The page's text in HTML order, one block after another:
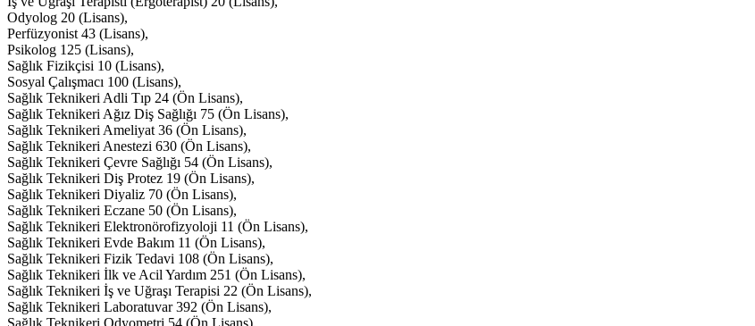
Odyolog 20 (Lisans),
Perfüzyonist 43 (Lisans),
Psikolog 125 (Lisans),
Sağlık Fizikçisi 10 (Lisans),
Sosyal Çalışmacı 100 (Lisans),
Sağlık Teknikeri Adli Tıp 24 (Ön Lisans),
Sağlık Teknikeri Ağız Diş Sağlığı 75 (Ön Lisans),
Sağlık Teknikeri Ameliyat 36 (Ön Lisans),
Sağlık Teknikeri Anestezi 630 (Ön Lisans),
Sağlık Teknikeri Çevre Sağlığı 54 (Ön Lisans),
Sağlık Teknikeri Diş Protez 19 (Ön Lisans),
Sağlık Teknikeri Diyaliz 70 (Ön Lisans),
Sağlık Teknikeri Eczane 50 (Ön Lisans),
Sağlık Teknikeri Elektronörofizyoloji 11 (Ön Lisans),
Sağlık Teknikeri Evde Bakım 11 (Ön Lisans),
Sağlık Teknikeri Fizik Tedavi 108 (Ön Lisans),
Sağlık Teknikeri İlk ve Acil Yardım 251 (Ön Lisans),
Sağlık Teknikeri İş ve Uğraşı Terapisi 22 (Ön Lisans),
Sağlık Teknikeri Laboratuvar 392 (Ön Lisans),
Sağlık Teknikeri Odyometri 54 (Ön Lisans),